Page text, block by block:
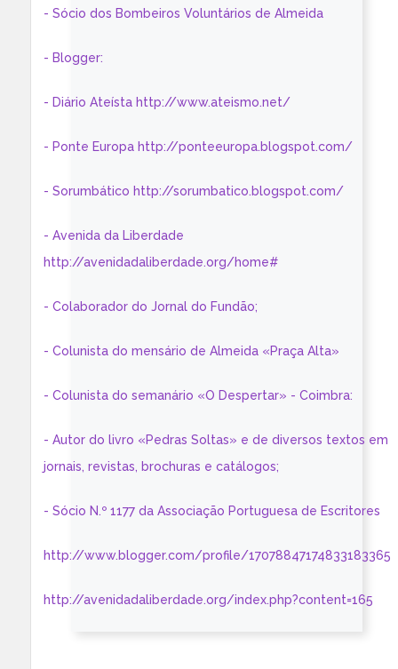
- Sócio dos Bombeiros Voluntários de Almeida
- Blogger:
- Diário Ateísta http://www.ateismo.net/
- Ponte Europa http://ponteeuropa.blogspot.com/
- Sorumbático http://sorumbatico.blogspot.com/
- Avenida da Liberdade
http://avenidadaliberdade.org/home#
- Colaborador do Jornal do Fundão;
- Colunista do mensário de Almeida «Praça Alta»
- Colunista do semanário «O Despertar» - Coimbra:
- Autor do livro «Pedras Soltas» e de diversos textos em
jornais, revistas, brochuras e catálogos;
- Sócio N.º 1177 da Associação Portuguesa de Escritores
http://www.blogger.com/profile/17078847174833183365
http://avenidadaliberdade.org/index.php?content=165